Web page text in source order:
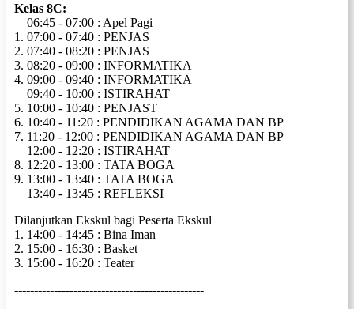
Kelas 8C:
06:45 - 07:00 : Apel Pagi
1. 07:00 - 07:40 : PENJAS
2. 07:40 - 08:20 : PENJAS
3. 08:20 - 09:00 : INFORMATIKA
4. 09:00 - 09:40 : INFORMATIKA
09:40 - 10:00 : ISTIRAHAT
5. 10:00 - 10:40 : PENJAST
6. 10:40 - 11:20 : PENDIDIKAN AGAMA DAN BP
7. 11:20 - 12:00 : PENDIDIKAN AGAMA DAN BP
12:00 - 12:20 : ISTIRAHAT
8. 12:20 - 13:00 : TATA BOGA
9. 13:00 - 13:40 : TATA BOGA
13:40 - 13:45 : REFLEKSI
Dilanjutkan Ekskul bagi Peserta Ekskul
1. 14:00 - 14:45 : Bina Iman
2. 15:00 - 16:30 : Basket
3. 15:00 - 16:20 : Teater
------------------------------------------------